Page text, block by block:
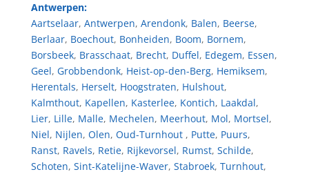
Antwerpen:
Aartselaar, Antwerpen, Arendonk, Balen, Beerse,
Berlaar, Boechout, Bonheiden, Boom, Bornem,
Borsbeek, Brasschaat, Brecht, Duffel, Edegem, Essen,
Geel, Grobbendonk, Heist-op-den-Berg, Hemiksem,
Herentals, Herselt, Hoogstraten, Hulshout,
Kalmthout, Kapellen, Kasterlee, Kontich, Laakdal,
Lier, Lille, Malle, Mechelen, Meerhout, Mol, Mortsel,
Niel, Nijlen, Olen, Oud-Turnhout , Putte, Puurs,
Ranst, Ravels, Retie, Rijkevorsel, Rumst, Schilde,
Schoten, Sint-Katelijne-Waver, Stabroek, Turnhout,